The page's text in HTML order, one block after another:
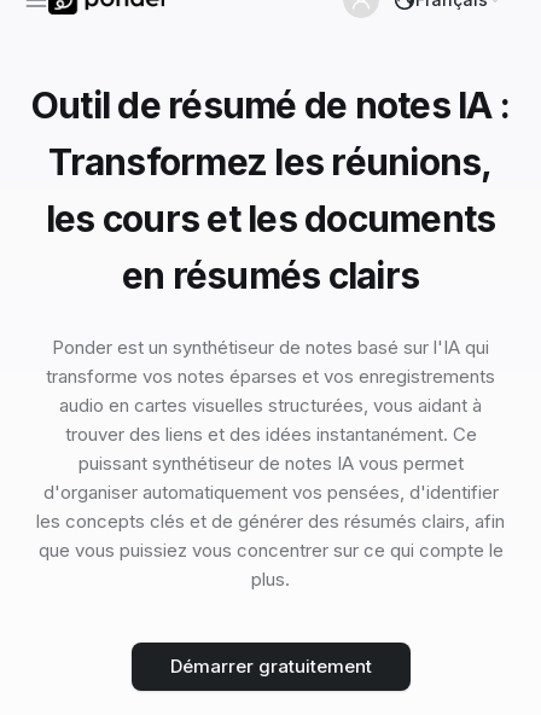
Outil de résumé de notes IA :
Transformez les réunions,
les cours et les documents
en résumés clairs
Ponder est un synthétiseur de notes basé sur l'IA qui
transforme vos notes éparses et vos enregistrements
audio en cartes visuelles structurées, vous aidant à
trouver des liens et des idées instantanément. Ce
puissant synthétiseur de notes IA vous permet
d'organiser automatiquement vos pensées, d'identifier
les concepts clés et de générer des résumés clairs, afin
que vous puissiez vous concentrer sur ce qui compte le
plus.
Démarrer gratuitement